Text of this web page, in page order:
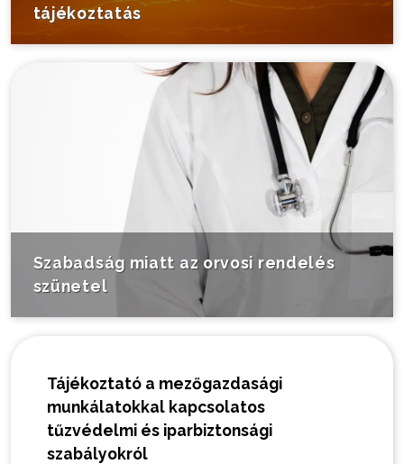
tájékoztatás
Szabadság miatt az orvosi rendelés
szünetel
Tájékoztató a mezőgazdasági
munkálatokkal kapcsolatos
tűzvédelmi és iparbiztonsági
szabályokról